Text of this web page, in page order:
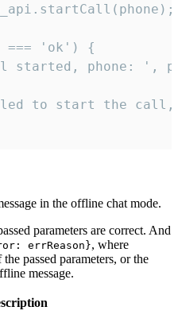
=== 'ok') {
started, phone: ',
to start the
in the offline chat mode.
parameters are correct. And
errReason}, where
passed parameters, or the
message.